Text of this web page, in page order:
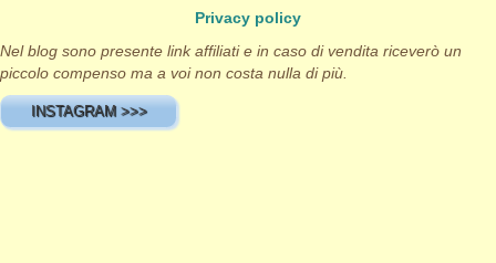
Privacy policy
Nel blog sono presente link affiliati e in caso di vendita riceverò un
piccolo compenso ma a voi non costa nulla di più.
INSTAGRAM >>>